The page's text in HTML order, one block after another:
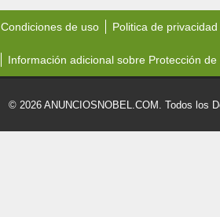
Condiciones de uso Politica de privacidad
Información adicional sobre Protección de
© 2026 ANUNCIOSNOBEL.COM. Todos los